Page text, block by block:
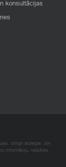
konsultācijas
stingri aizliegta. SIA
informāciju, radušies